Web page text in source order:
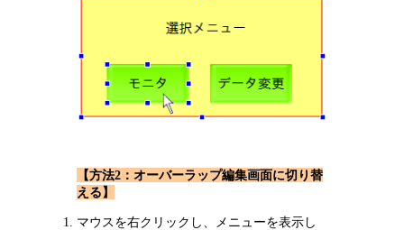
【方法2：オーバーラップ編集画面に切り替
える】
マウスを右クリックし、メニューを表示し